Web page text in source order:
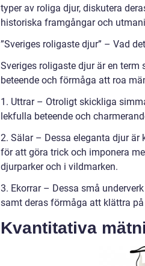
typer av roliga djur, diskutera
historiska framgångar och
”Sveriges roligaste djur” – Vad
Sveriges roligaste djur är en
beteende och förmåga att roa
1. Uttrar – Otroligt skickliga
lekfulla beteende och
2. Sälar – Dessa eleganta djur
för att göra trick och imponera
djurparker och i vildmarken.
3. Ekorrar – Dessa små
samt deras förmåga att klättra
Kvantitativa